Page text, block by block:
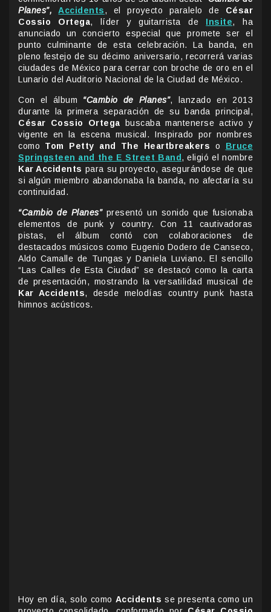
Planes”,
Accidents, el proyecto paralelo de César
Cossio Ortega, líder y guitarrista de Insite, ha
anunciado un concierto especial que promete ser el
punto culminante de esta celebración. La banda, en
pleno festejo de su décimo aniversario, recorrerá varias
ciudades de México para cerrar con broche de oro en el
Lunario del Auditorio Nacional de la Ciudad de México.
Con el álbum “Cambio de Planes”, lanzado en 2013
durante la primera separación de su banda principal,
César Cossio Ortega buscaba mantenerse activo y
vigente en la escena musical. Inspirado por nombres
como Tom Petty and The Heartbreakers o Bruce
Springsteen and the E Street Band , eligió el nombre
Kar Accidents para su proyecto, asegurándose de que
si algún miembro abandonaba la banda, no afectaría su
continuidad.
“Cambio de Planes”presentó un sonido que fusionaba
elementos de punk y country. Con 11 cautivadoras
pistas, el álbum contó con colaboraciones de
destacados músicos como Eugenio Dodero de Canseco,
Aldo Camalle de Tungas y Daniela Luviano. El sencillo
“Las Calles de Esta Ciudad” se destacó como la carta
de presentación, mostrando la versatilidad musical de
Kar Accidents, desde melodías country punk hasta
himnos acústicos.
Hoy en día, solo como Accidents se presenta como un